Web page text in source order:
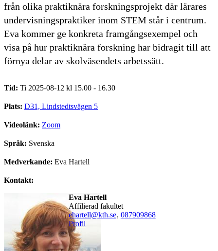
från olika praktiknära forskningsprojekt där lärares
undervisningspraktiker inom STEM står i centrum.
Eva kommer ge konkreta framgångsexempel och
visa på hur praktiknära forskning har bidragit till att
förnya delar av skolväsendets arbetssätt.
Tid: Ti 2025-08-12 kl 15.00 - 16.30
Plats: D31, Lindstedtsvägen 5
Videolänk: Zoom
Språk: Svenska
Medverkande: Eva Hartell
Kontakt:
Eva Hartell
affilierad fakultet
ehartell@kth.se, 087909868
Profil